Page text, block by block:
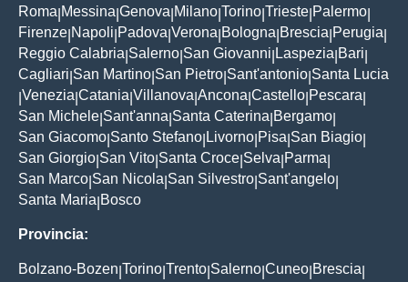
Roma Messina Genova Milano Torino Trieste Palermo
Firenze Napoli Padova Verona Bologna Brescia Perugia
Reggio Calabria Salerno San Giovanni Laspezia Bari
Cagliari San Martino San Pietro Sant'antonio Santa Lucia
Venezia Catania Villanova Ancona Castello Pescara
San Michele Sant'anna Santa Caterina Bergamo
San Giacomo Santo Stefano Livorno Pisa San Biagio
San Giorgio San Vito Santa Croce Selva Parma
San Marco San Nicola San Silvestro Sant'angelo
Santa Maria Bosco
Provincia:
Bolzano-Bozen Torino Trento Salerno Cuneo Brescia